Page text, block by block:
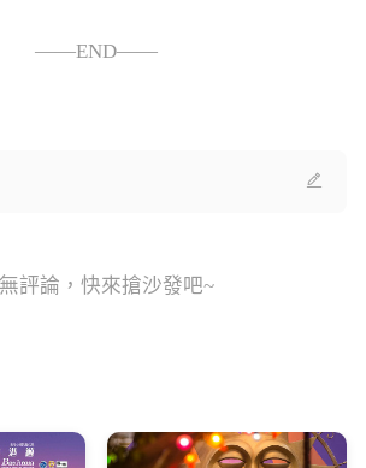
——END——
評論，快來搶沙發吧~